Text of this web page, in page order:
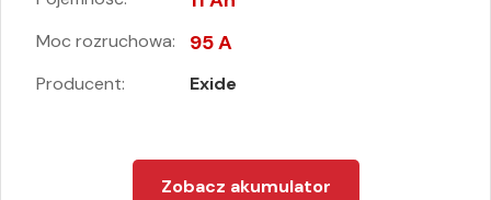
Moc rozruchowa: 95 A
Producent: Exide
Zobacz akumulator